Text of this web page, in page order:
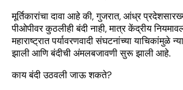
मूर्तिकारांचा दावा आहे की, गुजरात, आंध्र
पीओपीवर कुठलीही बंदी नाही, मात्र केंद्रीय
महाराष्ट्रात पर्यावरणवादी संघटनांच्या याचिकांमुळे
झाली आणि बंदीची अंमलबजावणी सुरू झाली आहे.
काय बंदी उठवली जाऊ शकते?